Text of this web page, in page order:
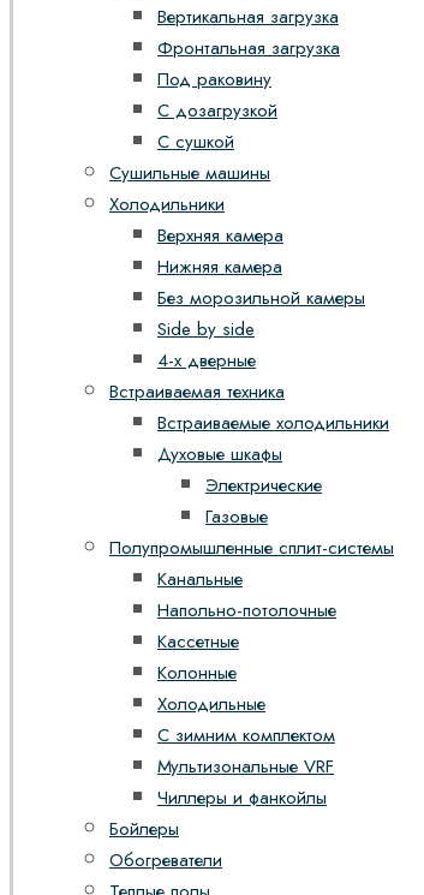
Вертикальная загрузка
Фронтальная загрузка
Под раковину
С дозагрузкой
С сушкой
Сушильные машины
Холодильники
Верхняя камера
Нижняя камера
Без морозильной камеры
Side by side
4-х дверные
Встраиваемая техника
Встраиваемые холодильники
Духовые шкафы
Электрические
Газовые
Полупромышленные сплит-системы
Канальные
Напольно-потолочные
Кассетные
Колонные
Холодильные
С зимним комплектом
Мультизональные VRF
Чиллеры и фанкойлы
Бойлеры
Обогреватели